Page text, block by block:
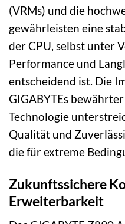
(VRMs) und die
gewährleisten eine
der CPU, selbst unter
Performance und
entscheidend ist. Die
GIGABYTEs
Technologie
Qualität und
die für extreme
Zukunftssichere
Erweiterbarkeit